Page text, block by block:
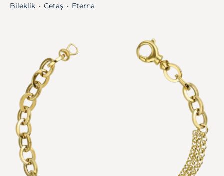
Bileklik ・ Cetaş ・ Eterna